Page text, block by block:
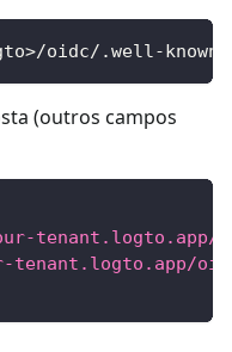
oidc/.well-
(outros campos
tenant.logto.app/
tenant.logto.app/